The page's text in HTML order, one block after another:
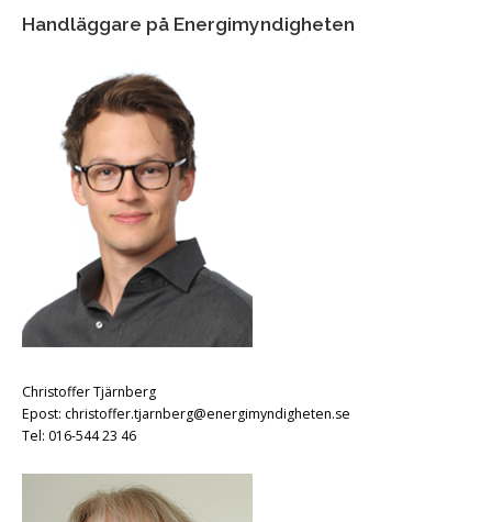
Handläggare på Energimyndigheten
Christoffer Tjärnberg
Epost: christoffer.tjarnberg@energimyndigheten.se
Tel: 016-544 23 46